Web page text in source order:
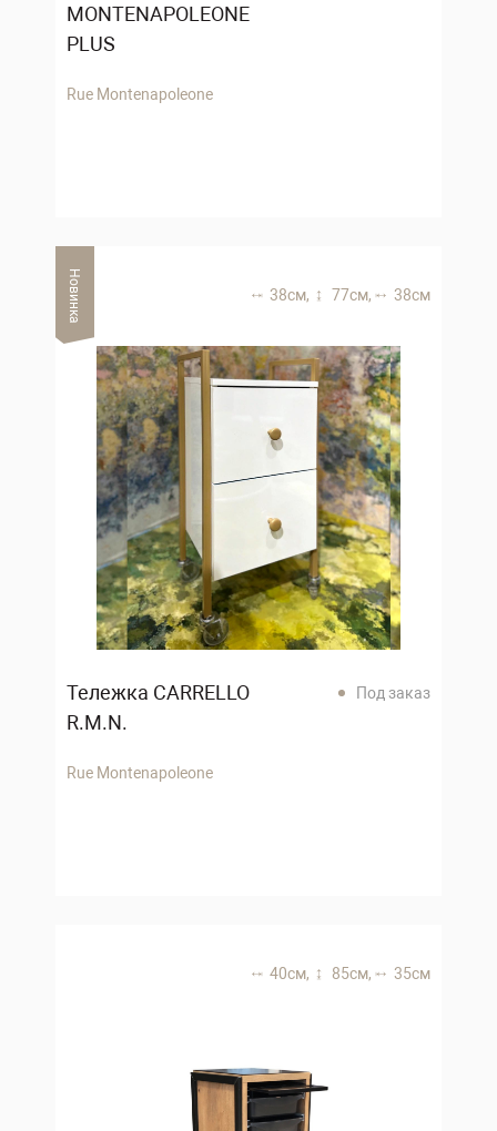
MONTENAPOLEONE
PLUS
Rue Montenapoleone
Новинка 38 см, 77 см, 38 см
Тележка CARRELLO
R.M.N.
Под заказ
Rue Montenapoleone
40 см, 85 см, 35 см